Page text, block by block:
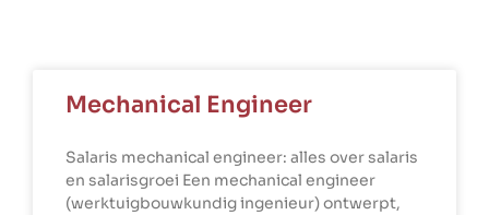
Mechanical Engineer
Salaris mechanical engineer: alles over salaris
en salarisgroei Een mechanical engineer
(werktuigbouwkundig ingenieur) ontwerpt,